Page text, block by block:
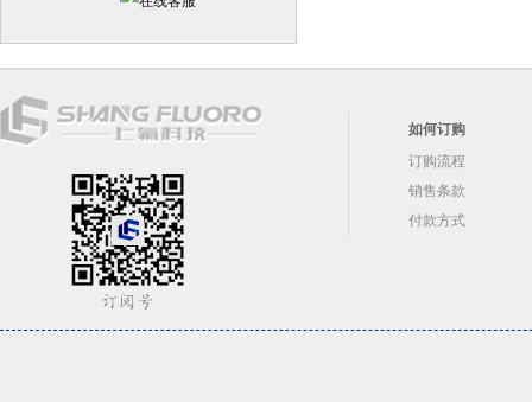
如何订购
订购流程
销售条款
付款方式